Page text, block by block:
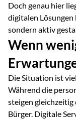
Doch genau hier
digitalen
sondern aktiv
Wenn
Die Situation ist
Während die
steigen
Bürger. Digitale